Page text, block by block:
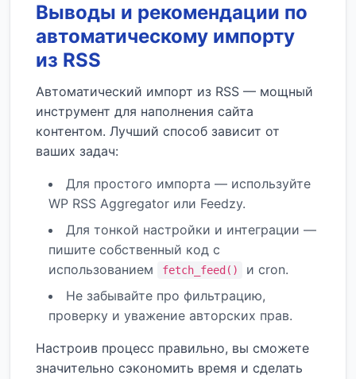
Выводы и рекомендации по
автоматическому импорту
из RSS
Автоматический импорт из RSS — мощный
инструмент для наполнения сайта
контентом. Лучший способ зависит от
ваших задач:
Для простого импорта — используйте
WP RSS Aggregator или Feedzy.
Для тонкой настройки и интеграции —
пишите собственный код с
использованием
fetch_feed()
и cron.
Не забывайте про фильтрацию,
проверку и уважение авторских прав.
Настроив процесс правильно, вы сможете
значительно сэкономить время и сделать